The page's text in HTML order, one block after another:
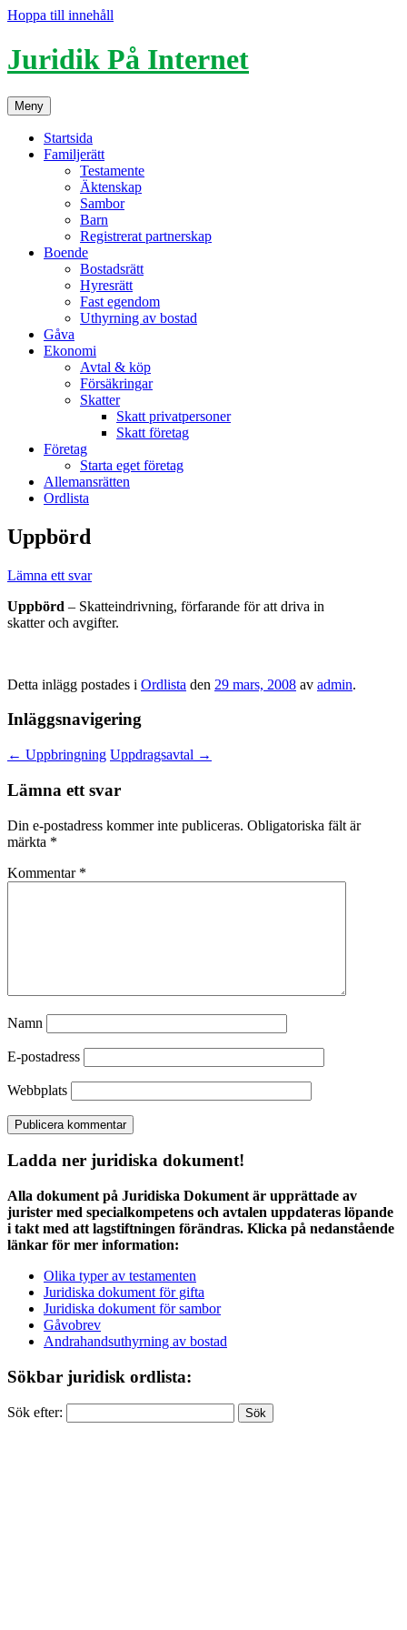
Hoppa till innehåll
Juridik På Internet
Meny
Startsida
Familjerätt
Testamente
Äktenskap
Sambor
Barn
Registrerat partnerskap
Boende
Bostadsrätt
Hyresrätt
Fast egendom
Uthyrning av bostad
Gåva
Ekonomi
Avtal & köp
Försäkringar
Skatter
Skatt privatpersoner
Skatt företag
Företag
Starta eget företag
Allemansrätten
Ordlista
Uppbörd
Lämna ett svar
Uppbörd – Skatteindrivning, förfarande för att driva in
skatter och avgifter.
Detta inlägg postades i Ordlista den 29 mars, 2008 av admin.
Inläggsnavigering
← Uppbringning Uppdragsavtal →
Lämna ett svar
Din e-postadress kommer inte publiceras. Obligatoriska fält är
märkta *
Kommentar *
Namn
E-postadress
Webbplats
Ladda ner juridiska dokument!
Alla dokument på Juridiska Dokument är upprättade av
jurister med specialkompetens och avtalen uppdateras löpande
i takt med att lagstiftningen förändras. Klicka på nedanstående
länkar för mer information:
Olika typer av testamenten
Juridiska dokument för gifta
Juridiska dokument för sambor
Gåvobrev
Andrahandsuthyrning av bostad
Sökbar juridisk ordlista:
Sök efter: